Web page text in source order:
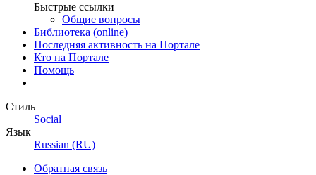
Быстрые ссылки
Общие вопросы
Библиотека (online)
Последняя активность на Портале
Кто на Портале
Помощь
Стиль
Social
Язык
Russian (RU)
Обратная связь